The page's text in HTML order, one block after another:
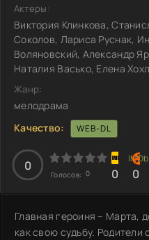
Актеры:
Виктория Клинкова,
Соколов, Лариса Руснак,
Воляновский, Александр
Наталия Васько, Елена
Жанр:
мелодрама
Качество:
WEB-DL
0
Голосов: 0 0 0
Главная героиня – Марта,
как свою судьбу. Родители